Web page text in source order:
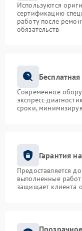
Используются
сертификацию
работу после
обязательств
Современное
экспресс-
сроки,
Гарантия
Предоставляется
выполненные
защищает клиента